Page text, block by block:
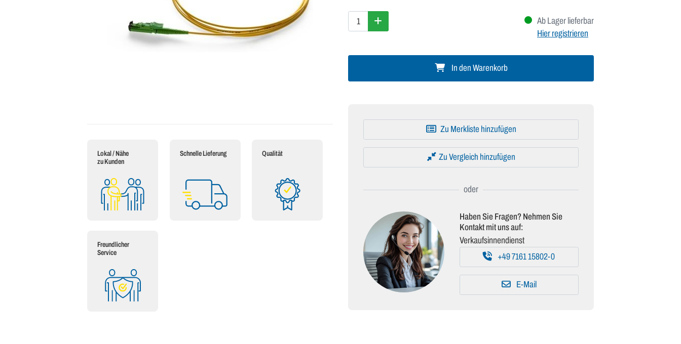
Lokal / Nähe
zu Kunden
Schnelle Lieferung Qualität
Freundlicher
Service
Ab Lager lieferbar
Hier registrieren
In den Warenkorb
Zu Merkliste hinzufügen
Zu Vergleich hinzufügen
Haben Sie Fragen? Nehmen Sie
Kontakt mit uns auf:
Verkaufsinnendienst
+49 7161 15802-0
E-Mail